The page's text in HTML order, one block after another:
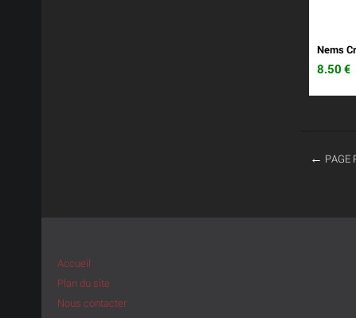
Nems
8.50 €
PAGE
Accueil
Plan du site
Nous contacter